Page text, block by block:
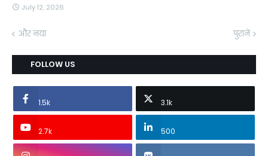
July 12, 2026
और नया पुराने
FOLLOW US
1.5k 3.1k
2.7k 500